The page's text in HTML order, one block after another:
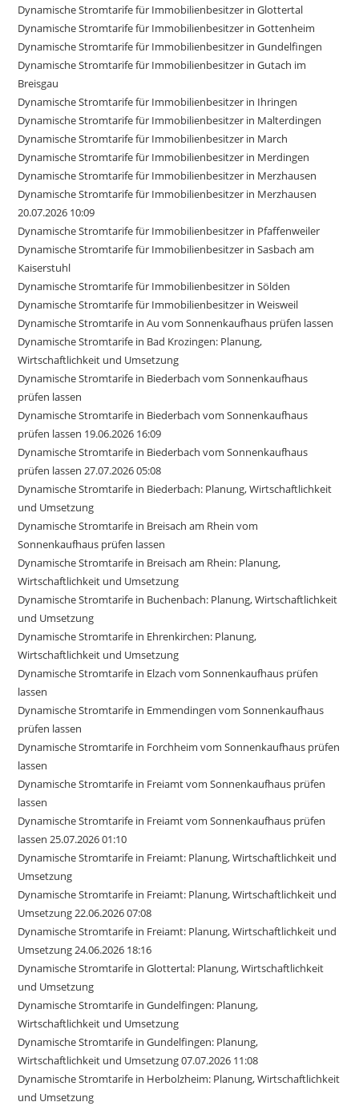
Dynamische Stromtarife für Immobilienbesitzer in Glottertal
Dynamische Stromtarife für Immobilienbesitzer in Gottenheim
Dynamische Stromtarife für Immobilienbesitzer in Gundelfingen
Dynamische Stromtarife für Immobilienbesitzer in Gutach im
Breisgau
Dynamische Stromtarife für Immobilienbesitzer in Ihringen
Dynamische Stromtarife für Immobilienbesitzer in Malterdingen
Dynamische Stromtarife für Immobilienbesitzer in March
Dynamische Stromtarife für Immobilienbesitzer in Merdingen
Dynamische Stromtarife für Immobilienbesitzer in Merzhausen
Dynamische Stromtarife für Immobilienbesitzer in Merzhausen
20.07.2026 10:09
Dynamische Stromtarife für Immobilienbesitzer in Pfaffenweiler
Dynamische Stromtarife für Immobilienbesitzer in Sasbach am
Kaiserstuhl
Dynamische Stromtarife für Immobilienbesitzer in Sölden
Dynamische Stromtarife für Immobilienbesitzer in Weisweil
Dynamische Stromtarife in Au vom Sonnenkaufhaus prüfen lassen
Dynamische Stromtarife in Bad Krozingen: Planung,
Wirtschaftlichkeit und Umsetzung
Dynamische Stromtarife in Biederbach vom Sonnenkaufhaus
prüfen lassen
Dynamische Stromtarife in Biederbach vom Sonnenkaufhaus
prüfen lassen 19.06.2026 16:09
Dynamische Stromtarife in Biederbach vom Sonnenkaufhaus
prüfen lassen 27.07.2026 05:08
Dynamische Stromtarife in Biederbach: Planung, Wirtschaftlichkeit
und Umsetzung
Dynamische Stromtarife in Breisach am Rhein vom
Sonnenkaufhaus prüfen lassen
Dynamische Stromtarife in Breisach am Rhein: Planung,
Wirtschaftlichkeit und Umsetzung
Dynamische Stromtarife in Buchenbach: Planung, Wirtschaftlichkeit
und Umsetzung
Dynamische Stromtarife in Ehrenkirchen: Planung,
Wirtschaftlichkeit und Umsetzung
Dynamische Stromtarife in Elzach vom Sonnenkaufhaus prüfen
lassen
Dynamische Stromtarife in Emmendingen vom Sonnenkaufhaus
prüfen lassen
Dynamische Stromtarife in Forchheim vom Sonnenkaufhaus prüfen
lassen
Dynamische Stromtarife in Freiamt vom Sonnenkaufhaus prüfen
lassen
Dynamische Stromtarife in Freiamt vom Sonnenkaufhaus prüfen
lassen 25.07.2026 01:10
Dynamische Stromtarife in Freiamt: Planung, Wirtschaftlichkeit und
Umsetzung
Dynamische Stromtarife in Freiamt: Planung, Wirtschaftlichkeit und
Umsetzung 22.06.2026 07:08
Dynamische Stromtarife in Freiamt: Planung, Wirtschaftlichkeit und
Umsetzung 24.06.2026 18:16
Dynamische Stromtarife in Glottertal: Planung, Wirtschaftlichkeit
und Umsetzung
Dynamische Stromtarife in Gundelfingen: Planung,
Wirtschaftlichkeit und Umsetzung
Dynamische Stromtarife in Gundelfingen: Planung,
Wirtschaftlichkeit und Umsetzung 07.07.2026 11:08
Dynamische Stromtarife in Herbolzheim: Planung, Wirtschaftlichkeit
und Umsetzung